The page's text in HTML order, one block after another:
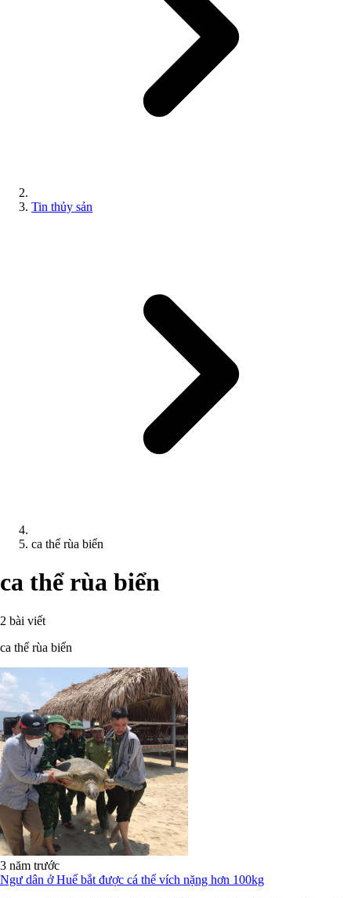
Tin thủy sản
ca thể rùa biển
ca thể rùa biển
2 bài viết
ca thể rùa biển
3 năm trước
Ngư dân ở Huế bắt được cá thể vích nặng hơn 100kg